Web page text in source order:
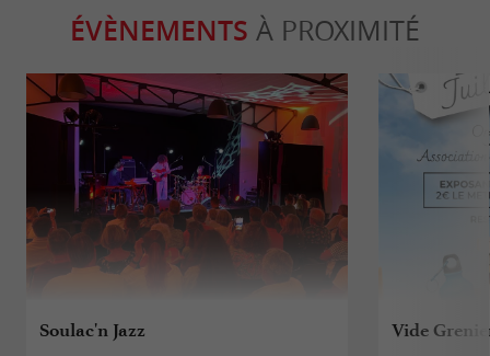
ÉVÈNEMENTS À PROXIMITÉ
Soulac'n Jazz Vide